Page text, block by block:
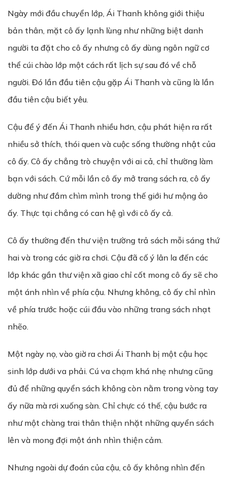
Ngày mới đầu chuyển lớp, Ái Thanh không giới thiệu
bản thân, mặt cô ấy lạnh lùng như những biệt danh
người ta đặt cho cô ấy nhưng cô ấy dùng ngôn ngữ cơ
thể cúi chào lớp một cách rất lịch sự sau đó về chỗ
người. Đó lần đầu tiên cậu gặp Ái Thanh và cũng là lần
đầu tiên cậu biết yêu.
Cậu để ý đến Ái Thanh nhiều hơn, cậu phát hiện ra rất
nhiều sở thích, thói quen và cuộc sống thường nhật của
cô ấy. Cô ấy chẳng trò chuyện với ai cả, chỉ thường làm
bạn với sách. Cứ mỗi lần cô ấy mở trang sách ra, cô ấy
dường như đắm chìm mình trong thế giới hư mộng ảo
ấy. Thực tại chẳng có can hệ gì với cô ấy cả.
Cô ấy thường đến thư viện trường trả sách mỗi sáng thứ
hai và trong các giờ ra chơi. Cậu đã cố ý lân la đến các
lớp khác gần thư viện xã giao chỉ cốt mong cô ấy sẽ cho
một ánh nhìn về phía cậu. Nhưng không, cô ấy chỉ nhìn
về phía trước hoặc cúi đầu vào những trang sách nhạt
nhẽo.
Một ngày nọ, vào giờ ra chơi Ái Thanh bị một cậu học
sinh lớp dưới va phải. Cú va chạm khá nhẹ nhưng cũng
đủ để những quyển sách không còn nằm trong vòng tay
ấy nữa mà rơi xuống sàn. Chỉ chực có thế, cậu bước ra
như một chàng trai thân thiện nhặt những quyển sách
lên và mong đợi một ánh nhìn thiện cảm.
Nhưng ngoài dự đoán của cậu, cô ấy không nhìn đến